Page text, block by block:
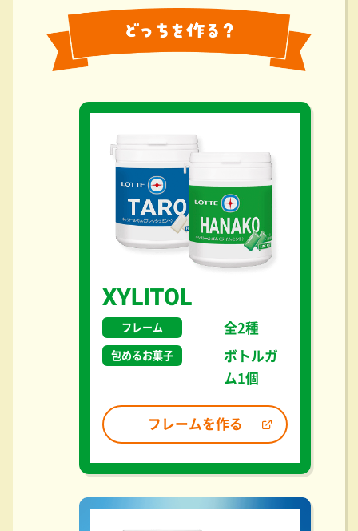
フレーム 全2種
包めるお菓子
ボトルガ
ム1個
フレームを作る